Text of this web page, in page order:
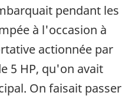
pendant les
à l'occasion à
actionnée par
5 HP, qu'on avait
On faisait passer